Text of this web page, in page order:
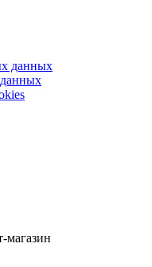
данных
магазин